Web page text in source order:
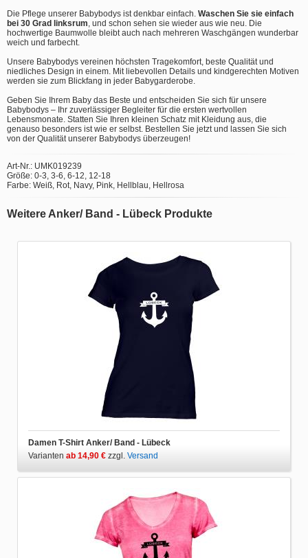
Die Pflege unserer Babybodys ist denkbar einfach. Waschen Sie sie einfach
bei 30 Grad linksrum , und schon sehen sie wieder aus wie neu. Die
hochwertige Baumwolle bleibt auch nach mehreren Waschgängen wunderbar
weich und farbecht.
Unsere Babybodys vereinen höchsten Tragekomfort, beste Qualität und
niedliches Design in einem. Mit liebevollen Details und kindgerechten Motiven
werden sie zum Blickfang in jeder Babygarderobe.
Geben Sie Ihrem Baby das Beste und entscheiden Sie sich für unsere
Babybodys – Ihr zuverlässiger Begleiter für die ersten wertvollen
Lebensmonate. Statten Sie Ihren kleinen Schatz mit Kleidung aus, die
genauso besonders ist wie er selbst. Bestellen Sie jetzt und lassen Sie sich
von der Qualität unserer Babybodys überzeugen!
Art-Nr.: UMK019239
Größe: 0-3, 3-6, 6-12, 12-18
Farbe: Weiß, Rot, Navy, Pink, Hellblau, Hellrosa
Weitere Anker/ Band - Lübeck Produkte
Damen T-Shirt Anker/ Band - Lübeck
Varianten ab 14,90 € zzgl. Versand